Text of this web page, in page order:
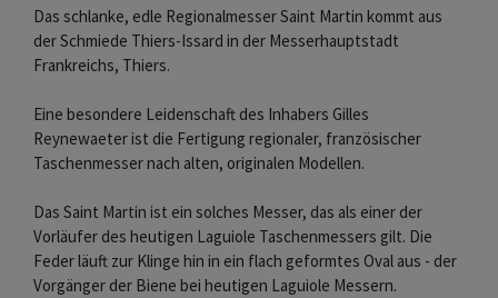
Das schlanke, edle Regionalmesser Saint Martin kommt aus
der Schmiede Thiers-Issard in der Messerhauptstadt
Frankreichs, Thiers.
Eine besondere Leidenschaft des Inhabers Gilles
Reynewaeter ist die Fertigung regionaler, französischer
Taschenmesser nach alten, originalen Modellen.
Das Saint Martin ist ein solches Messer, das als einer der
Vorläufer des heutigen Laguiole Taschenmessers gilt. Die
Feder läuft zur Klinge hin in ein flach geformtes Oval aus - der
Vorgänger der Biene bei heutigen Laguiole Messern.